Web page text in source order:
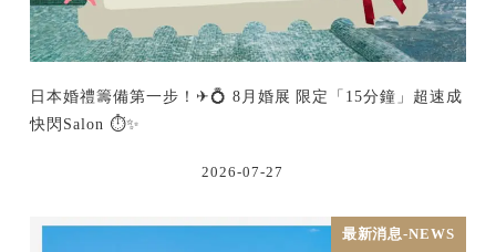
日本婚禮籌備第一步！✈💍 8月婚展 限定「15分鐘」超速成
快閃Salon ⏱️✨
2026-07-27
最新消息-NEWS